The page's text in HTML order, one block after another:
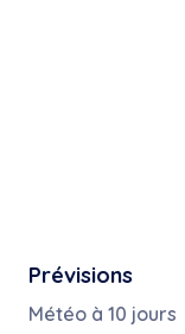
Prévisions
Météo à 10 jours